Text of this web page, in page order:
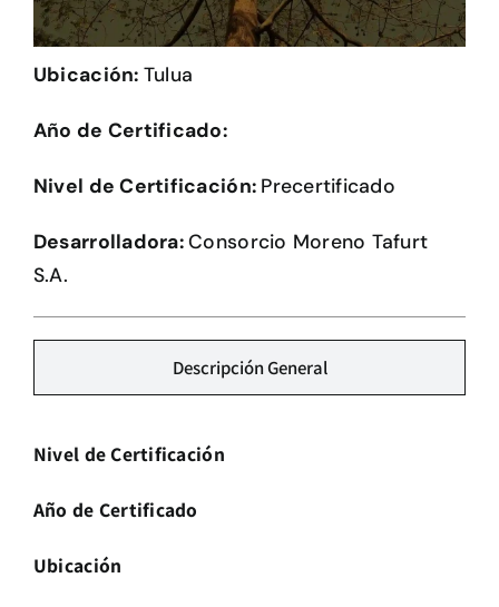
Herramientas
Credenciales
Ubicación: Tulua
Año de Certificado:
Nivel de Certificación: Precertificado
Desarrolladora:Consorcio Moreno Tafurt
S.A.
Descripción General
Nivel de Certificación
Año de Certificado
Ubicación